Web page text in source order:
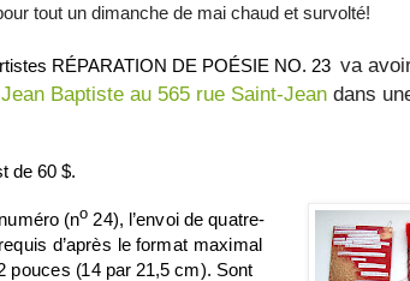
tout un dimanche de mai chaud et survolté!
RÉPARATION DE POÉSIE NO. 23 va
Baptiste au 565 rue Saint-Jean dans
t de60 $.
numéro (no 24), l’envoi dequatre-
requis d’après le format maximal
pouces (14 par 21,5cm). Sont